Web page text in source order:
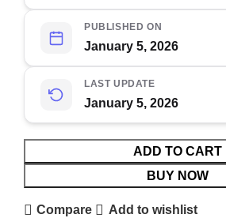
PUBLISHED ON
January 5, 2026
LAST UPDATE
January 5, 2026
ADD TO CART
BUY NOW
Compare Add to wishlist